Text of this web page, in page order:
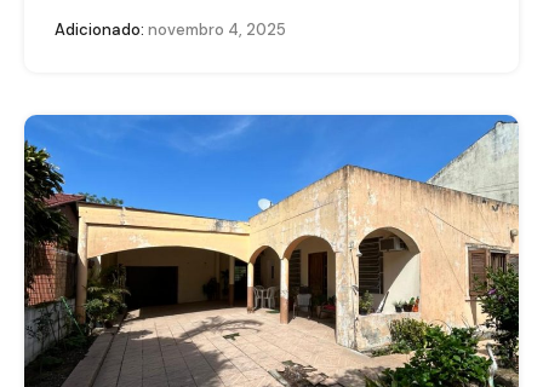
Adicionado: novembro 4, 2025